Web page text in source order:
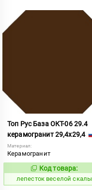
Топ Рус База ОКТ-06 29.4
керамогранит 29,4x29,4
Материал:
Керамогранит
860591
Код товара:
лепесток веселой скалы